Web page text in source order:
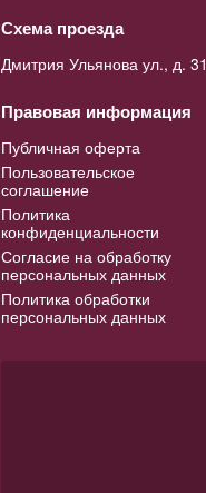
Схема проезда
Дмитрия Ульянова ул., д. 31
Правовая информация
Публичная оферта
Пользовательское
соглашение
Политика
конфиденциальности
Согласие на обработку
персональных данных
Политика обработки
персональных данных